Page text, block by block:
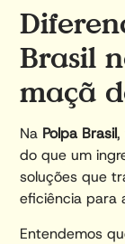
Brasil
maçã
Na Polpa Brasil,
do que um
soluções que
eficiência para
Entendemos